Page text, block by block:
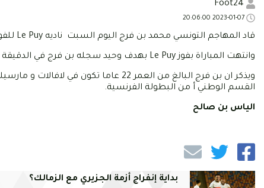
قاد المهاجم التونسي محمد بن فرج اليوم السبت ناديه Le Puy للفوز على نيس و اقصائه من الدور الثالث لكأس فرنسا.
وانتهت المباراة بفوز Le Puy بهدف وحيد سجله بن فرج في الدقيقة الثالثة من الشوط الاول.
القسم الوطني أ من البطولة الفرنسية.
الياس بن صالح
بداية إنفراج أزمة الجزيري مع الزمالك؟